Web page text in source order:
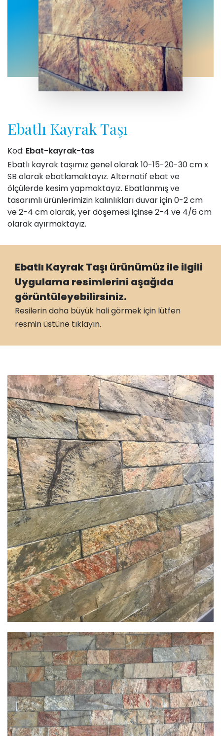
Ebatlı Kayrak Taşı
Kod: Ebat-kayrak-tas
Ebatlı kayrak taşımız genel olarak 10-15-20-30 cm x
SB olarak ebatlamaktayız. Alternatif ebat ve
ölçülerde kesim yapmaktayız. Ebatlanmış ve
tasarımlı ürünlerimizin kalınlıkları duvar için 0-2 cm
ve 2-4 cm olarak, yer döşemesi içinse 2-4 ve 4/6 cm
olarak ayırmaktayız.
Ebatlı Kayrak Taşı ürünümüz ile ilgili
Uygulama resimlerini aşağıda
görüntüleyebilirsiniz.
Resilerin daha büyük hali görmek için lütfen
resmin üstüne tıklayın.